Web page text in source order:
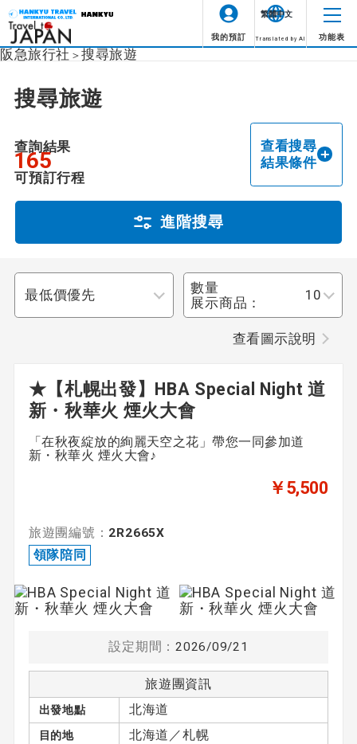
我的預訂 Translated by AI 功能表
阪急旅行社 搜尋旅遊
搜尋旅遊
查詢結果
165
可預訂行程
查看搜尋
結果條件
進階搜尋
數量
展示商品：
查看圖示說明
★【札幌出發】HBA Special Night 道
新・秋華火 煙火大會
「在秋夜綻放的絢麗天空之花」帶您一同參加道
新・秋華火 煙火大會♪
￥5,500
旅遊團編號： 2R2665X
領隊陪同
設定期間：2026/09/21
旅遊團資訊
出發地點 北海道
目的地 北海道／札幌
圖示
整個旅程都有領隊陪同。
由當地領隊陪同
領隊從第一天抵達旅遊目的
地機場開始到最後一天抵達
出發機場全程陪同。
整個旅程都有英語領隊陪
同。
成行情況
目的地
出發日期
未指定
領隊陪同 由英語領隊陪同
無領隊
繁體中文